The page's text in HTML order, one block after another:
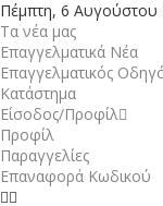
Πέμπτη, 6 Αυγούστου
Τα νέα μας
Επαγγελματικά Νέα
Επαγγελματικός
Κατάστημα
Είσοδος/Προφίλ
Προφίλ
Παραγγελίες
Επαναφορά Κωδικού